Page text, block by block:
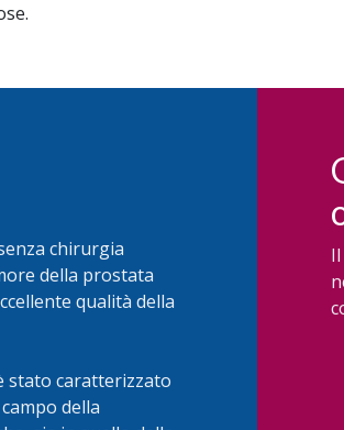
chirurgia
della prostata
qualità della
stato caratterizzato
della